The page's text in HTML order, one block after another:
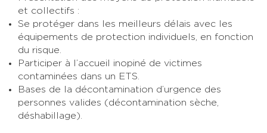
et collectifs :
Se protéger dans les meilleurs délais avec les
équipements de protection individuels, en fonction
du risque.
Participer à l’accueil inopiné de victimes
contaminées dans un ETS.
Bases de la décontamination d’urgence des
personnes valides (décontamination sèche,
déshabillage).